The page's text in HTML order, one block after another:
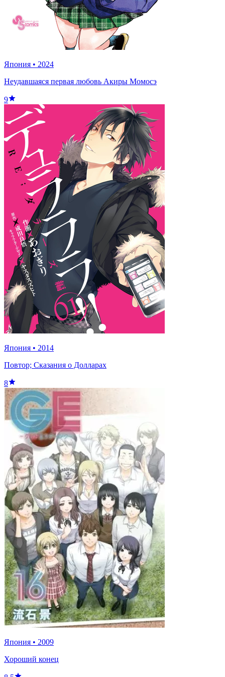
Япония • 2024
Неудавшаяся первая любовь Акиры Момосэ
9
Япония • 2014
Повтор; Сказания о Долларах
8
Япония • 2009
Хороший конец